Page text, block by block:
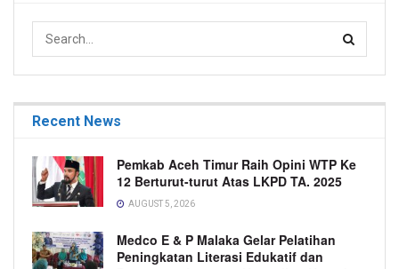
Recent News
Pemkab Aceh Timur Raih Opini WTP Ke
12 Berturut-turut Atas LKPD TA. 2025
AUGUST 5, 2026
Medco E & P Malaka Gelar Pelatihan
Peningkatan Literasi Edukatif dan